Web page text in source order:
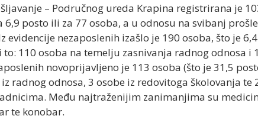
– Područnog ureda Krapina registrirana je
posto ili za 77 osoba, a u odnosu na svibanj
nezaposlenih izašlo je 190 osoba, što je
110 osoba na temelju zasnivanja radnog odnosa i
novoprijavljeno je 113 osoba (što je 31,5
radnog odnosa, 3 osobe iz redovitoga školovanja te
Među najtraženijim zanimanjima su
te konobar.